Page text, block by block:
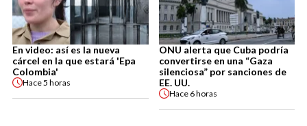
En video: así es la nueva
cárcel en la que estará 'Epa
Colombia'
Hace5 horas
ONU alerta que Cuba podría
convertirse en una “Gaza
silenciosa” por sanciones de
EE. UU.
Hace 6 horas